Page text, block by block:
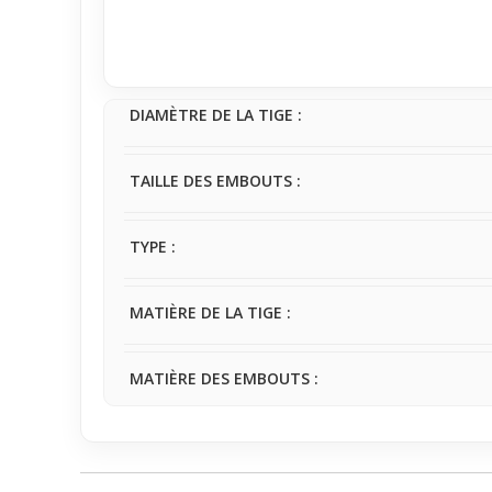
est
DIAMÈTRE DE LA TIGE :
TAILLE DES EMBOUTS :
TYPE :
MATIÈRE DE LA TIGE :
MATIÈRE DES EMBOUTS :